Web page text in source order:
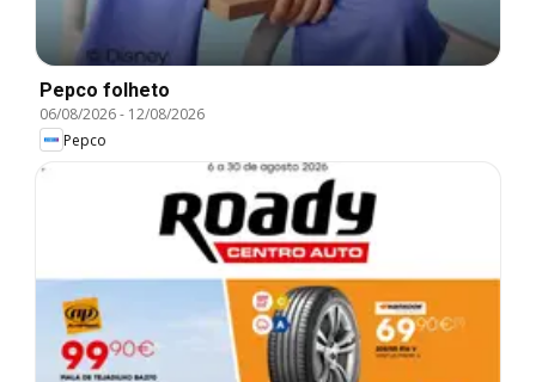
Pepco folheto
06/08/2026- 12/08/2026
Pepco